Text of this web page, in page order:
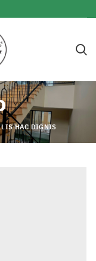
HAC DIGNIS